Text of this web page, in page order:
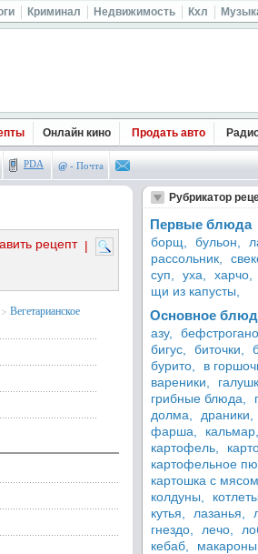
Криминал Недвижимость Кхл
Онлайн кино Продать авто
PDA @ - Почта
|
рецепт
> Вегетарианское
Рубрикатор
Первые блюда
борщ, бульон,
рассольник,
суп,
уха, харчо,
щи из капусты,
Основное
азу,
бигус,
биточки,
бурито,
в
вареники,
грибные блюда,
долма,
драники,
фарша,
кальмар,
картофель,
картофельное
картошка с мясом,
колдуны,
котлеты,
кутья,
лазанья,
гнездо,
лечо,
кебаб,
макароны,